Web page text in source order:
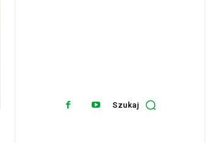
Szukaj